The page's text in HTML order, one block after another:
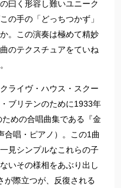
曰く形容し難いユニーク
の手の「どっちつかず」
。この演奏は極めて精妙
のテクスチュアをていね
ライヴ・ハウス・スクー
ブリテンのために1933年
めの合唱曲集である『金
合唱・ピアノ）。この1曲
見シンプルなこれらの子
いその様相をあぶり出し
が際立つが、反復される